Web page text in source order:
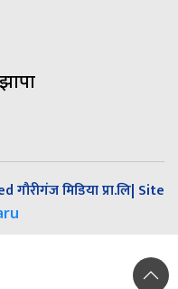
मिडिया प्रा.लि| Site